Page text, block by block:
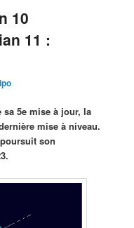
10
11 :
sa 5e mise à jour, la
mise à niveau.
son